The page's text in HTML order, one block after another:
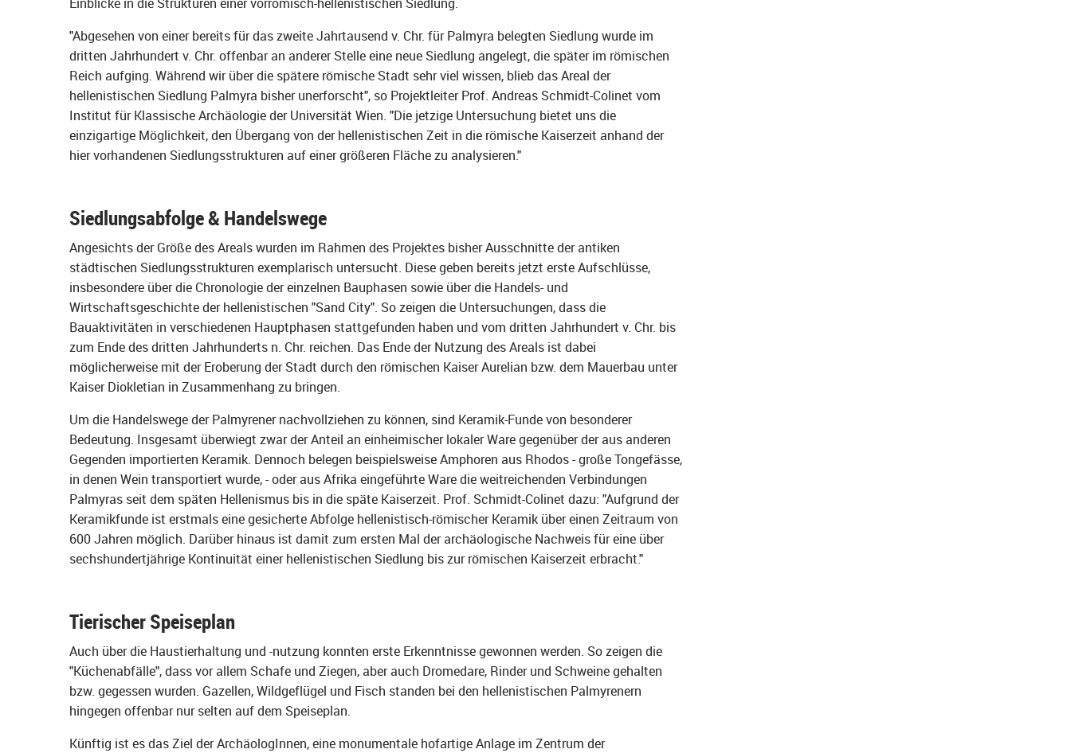
"Abgesehen von einer bereits für das zweite Jahrtausend v. Chr. für Palmyra belegten Siedlung wurde im
dritten Jahrhundert v. Chr. offenbar an anderer Stelle eine neue Siedlung angelegt, die später im römischen
Reich aufging. Während wir über die spätere römische Stadt sehr viel wissen, blieb das Areal der
hellenistischen Siedlung Palmyra bisher unerforscht", so Projektleiter Prof. Andreas Schmidt-Colinet vom
Institut für Klassische Archäologie der Universität Wien. "Die jetzige Untersuchung bietet uns die
einzigartige Möglichkeit, den Übergang von der hellenistischen Zeit in die römische Kaiserzeit anhand der
hier vorhandenen Siedlungsstrukturen auf einer größeren Fläche zu analysieren."
Siedlungsabfolge & Handelswege
Angesichts der Größe des Areals wurden im Rahmen des Projektes bisher Ausschnitte der antiken
städtischen Siedlungsstrukturen exemplarisch untersucht. Diese geben bereits jetzt erste Aufschlüsse,
insbesondere über die Chronologie der einzelnen Bauphasen sowie über die Handels- und
Wirtschaftsgeschichte der hellenistischen "Sand City". So zeigen die Untersuchungen, dass die
Bauaktivitäten in verschiedenen Hauptphasen stattgefunden haben und vom dritten Jahrhundert v. Chr. bis
zum Ende des dritten Jahrhunderts n. Chr. reichen. Das Ende der Nutzung des Areals ist dabei
möglicherweise mit der Eroberung der Stadt durch den römischen Kaiser Aurelian bzw. dem Mauerbau unter
Kaiser Diokletian in Zusammenhang zu bringen.
Um die Handelswege der Palmyrener nachvollziehen zu können, sind Keramik-Funde von besonderer
Bedeutung. Insgesamt überwiegt zwar der Anteil an einheimischer lokaler Ware gegenüber der aus anderen
Gegenden importierten Keramik. Dennoch belegen beispielsweise Amphoren aus Rhodos - große Tongefässe,
in denen Wein transportiert wurde, - oder aus Afrika eingeführte Ware die weitreichenden Verbindungen
Palmyras seit dem späten Hellenismus bis in die späte Kaiserzeit. Prof. Schmidt-Colinet dazu: "Aufgrund der
Keramikfunde ist erstmals eine gesicherte Abfolge hellenistisch-römischer Keramik über einen Zeitraum von
600 Jahren möglich. Darüber hinaus ist damit zum ersten Mal der archäologische Nachweis für eine über
sechshundertjährige Kontinuität einer hellenistischen Siedlung bis zur römischen Kaiserzeit erbracht."
Tierischer Speiseplan
Auch über die Haustierhaltung und -nutzung konnten erste Erkenntnisse gewonnen werden. So zeigen die
"Küchenabfälle", dass vor allem Schafe und Ziegen, aber auch Dromedare, Rinder und Schweine gehalten
bzw. gegessen wurden. Gazellen, Wildgeflügel und Fisch standen bei den hellenistischen Palmyrenern
hingegen offenbar nur selten auf dem Speiseplan.
Künftig ist es das Ziel der ArchäologInnen, eine monumentale hofartige Anlage im Zentrum der